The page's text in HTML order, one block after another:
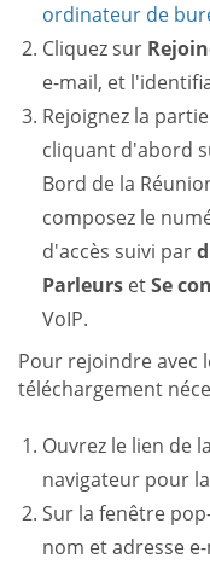
ordinateur de
Cliquez sur
e-mail, et
Rejoignez la
cliquant d'abord
Bord de la
composez le
d'accès suivi par
Parleurs etSe
VoIP.
Pour rejoindre avec
téléchargement
Ouvrez le lien de
navigateur pour
Sur la fenêtre
nom et adresse